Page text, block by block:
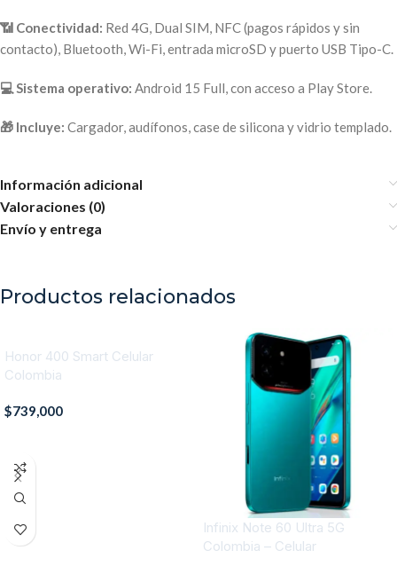
📶 Conectividad: Red 4G, Dual SIM, NFC (pagos rápidos y sin
contacto), Bluetooth, Wi-Fi, entrada microSD y puerto USB Tipo-C.
💻 Sistema operativo: Android 15 Full, con acceso a Play Store.
🎁 Incluye: Cargador, audífonos, case de silicona y vidrio templado.
Información adicional
Valoraciones (0)
Envío y entrega
Productos relacionados
Honor 400 Smart Celular
Colombia
$739,000
Infinix Note 60 Ultra 5G
Colombia – Celular